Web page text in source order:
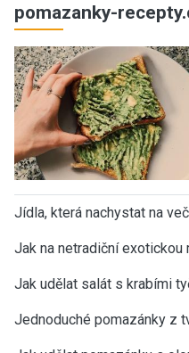
pomazanky-
Jídla, která nachystat na
Jak na netradiční exotickou
Jak udělat salát s krabími
Jednoduché pomazánky z